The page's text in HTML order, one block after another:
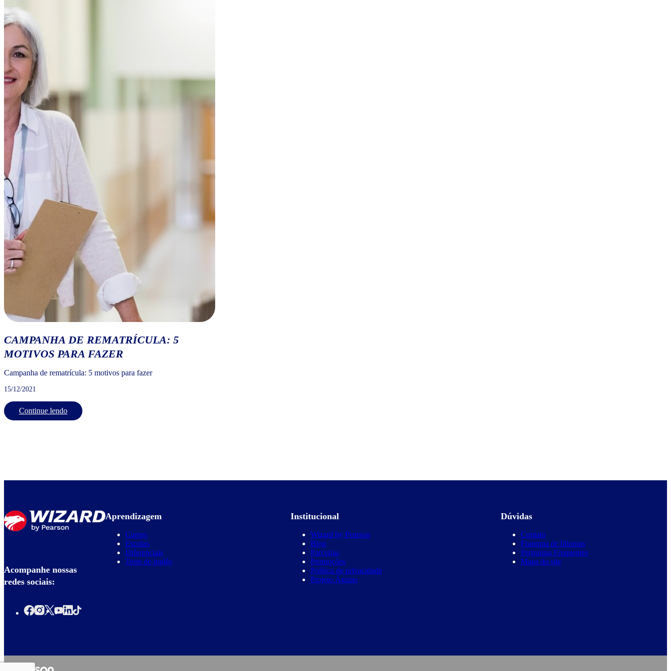
CAMPANHA DE REMATRÍCULA: 5
MOTIVOS PARA FAZER
Campanha de rematrícula: 5 motivos para fazer
15/12/2021
Continue lendo
Acompanhe nossas
redes sociais:
Aprendizagem
Cursos
Escolas
Diferenciais
Teste de inglês
Institucional
Wizard by Pearson
Blog
Parcerias
Promoções
Política de privacidade
Projeto Águias
Dúvidas
Contato
Franquia de Idiomas
Perguntas Frequentes
Mapa do site